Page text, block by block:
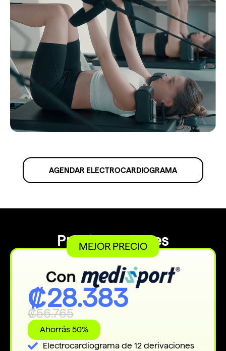
AGENDAR ELECTROCARDIOGRAMA
Precios y planes
MEJOR PRECIO
₡28.383
₡56.765
Ahorrás 50%
Electrocardiograma de 12 derivaciones